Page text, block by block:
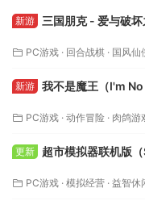
新游
三国朋克 - 爱与破
PC游戏 · 回合战棋 · 国风仙
新游 我不是魔王（I'm
PC游戏 · 动作冒险 · 肉鸽游
更新
超市模拟器联机版
PC游戏 · 模拟经营 · 益智休